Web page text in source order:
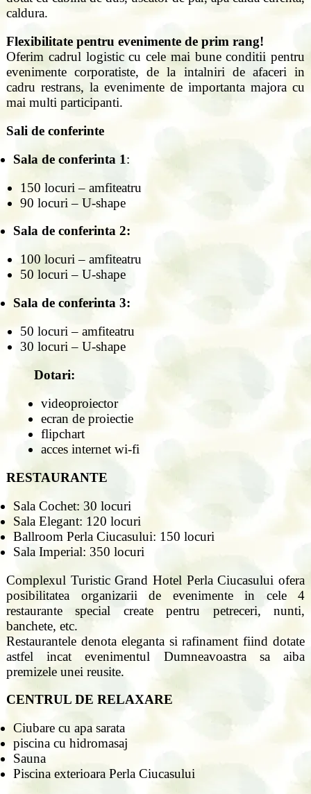
caldura.
Flexibilitate pentru evenimente de prim rang!
Oferim cadrul logistic cu cele mai bune conditii pentru
evenimente corporatiste, de la intalniri de afaceri in
cadru restrans, la evenimente de importanta majora cu
mai multi participanti.
Sali de conferinte
Sala de conferinta 1:
150 locuri – amfiteatru
90 locuri – U-shape
Sala de conferinta 2:
100 locuri – amfiteatru
50 locuri – U-shape
Sala de conferinta 3:
50 locuri – amfiteatru
30 locuri – U-shape
Dotari:
videoproiector
ecran de proiectie
flipchart
acces internet wi-fi
RESTAURANTE
Sala Cochet: 30 locuri
Sala Elegant: 120 locuri
Ballroom Perla Ciucasului: 150 locuri
Sala Imperial: 350 locuri
Complexul Turistic Grand Hotel Perla Ciucasului ofera
posibilitatea organizarii de evenimente in cele 4
restaurante special create pentru petreceri, nunti,
banchete, etc.
Restaurantele denota eleganta si rafinament fiind dotate
astfel incat evenimentul Dumneavoastra sa aiba
premizele unei reusite.
CENTRUL DE RELAXARE
Ciubare cu apa sarata
piscina cu hidromasaj
Sauna
Piscina exterioara Perla Ciucasului